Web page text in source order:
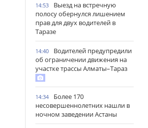
14:53
Выезд на встречную
полосу обернулся лишением
прав для двух водителей в
Таразе
14:40
Водителей предупредили
об ограничении движения на
участке трассы Алматы–Тараз
14:34
Более 170
несовершеннолетних нашли в
ночном заведении Астаны